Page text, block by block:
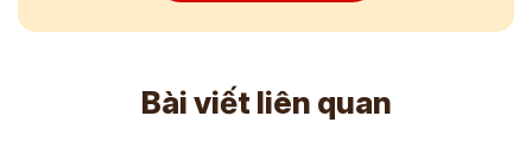
Bài viết liên quan